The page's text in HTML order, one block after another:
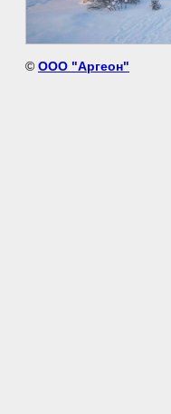
© ООО "Аргеон"